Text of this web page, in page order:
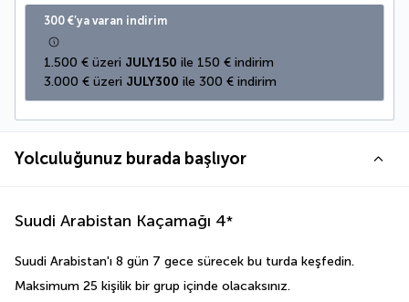
300 €’ya varan indirim
1.500 € üzeri JULY150 ile 150 € indirim
3.000 € üzeri JULY300 ile 300 € indirim
Yolculuğunuz burada başlıyor
Suudi Arabistan Kaçamağı 4*
Suudi Arabistan'ı 8 gün 7 gece sürecek bu turda keşfedin.
Maksimum 25 kişilik bir grup içinde olacaksınız.